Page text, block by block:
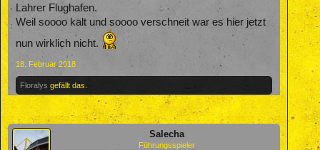
Lahrer Flughafen.
Weil soooo kalt und soooo verschneit war es hier jetzt
nun wirklich nicht.
18. Februar 2018
Floralys gefällt das.
Salecha
Führungsspieler